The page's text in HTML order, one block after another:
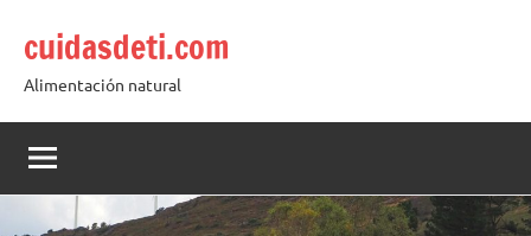
contenido
cuidasdeti.com
Alimentación natural